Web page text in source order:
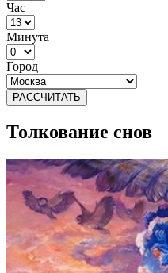
Час
Минута
Город
РАССЧИТАТЬ
Толкование снов